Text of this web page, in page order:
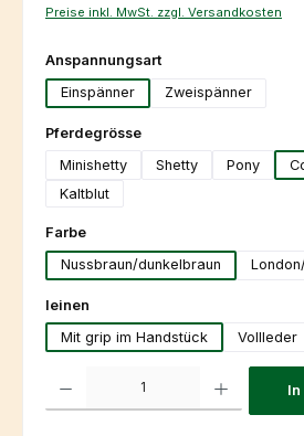
Preise inkl. MwSt. zzgl. Versandkosten
Anspannungsartauswählen
Einspänner
Zweispänner
Pferdegrösseauswählen
Minishetty
Shetty Pony
Kaltblut
Farbeauswählen
Nussbraun/dunkelbraun
leinen
Mit grip im Handstück
Vollleder
In